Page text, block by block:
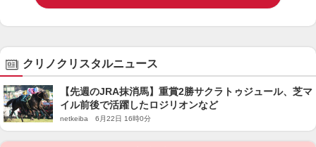
クリノクリスタルニュース
【先週のJRA抹消馬】重賞2勝サクラトゥジュール、芝マ
イル前後で活躍したロジリオンなど
netkeiba 6月22日 16時0分